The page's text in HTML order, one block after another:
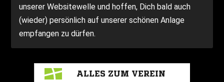
unserer Websitewelle und hoffen, Dich bald auch
(wieder) persönlich auf unserer schönen Anlage
empfangen zu dürfen.